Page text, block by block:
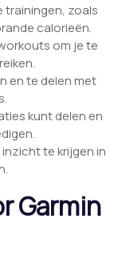
trainingen, zoals
calorieën.
om je te
en te delen met
kunt delen en
te krijgen in
Garmin